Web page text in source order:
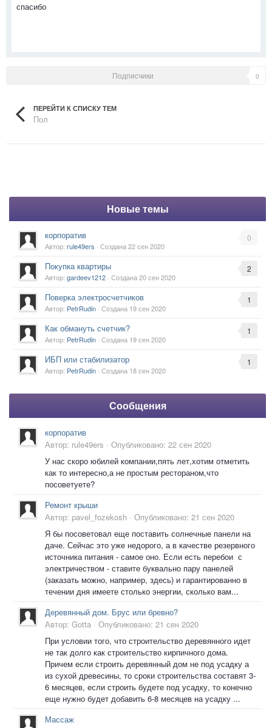
спасибо
Подписчики 0
ПЕРЕЙТИ К СПИСКУ ТЕМ
Пол
Новые темы
0
корпоратив
Автор: rule49ers · Создана22 сен 2020
2
Покупка квартиры
Автор: gardeev1212 · Создана20 сен 2020
1
Поверка электросчетчиков
Автор: PetrRudin · Создана 19 сен 2020
1
Как обмануть счетчик?
Автор: PetrRudin · Создана 19 сен 2020
1
ИБП или стабилизатор
Автор: PetrRudin · Создана 18 сен 2020
Сообщения
корпоратив
Автор: rule49ers · Опубликовано: 22 сен 2020
У нас скоро юбилей компании,пять лет,хотим отметить
как то интересно,а не простым рестораном,что
посоветуете?
Ремонт крыши
Автор: pavel_fozekosh · Опубликовано: 21 сен 2020
Я бы посоветовал еще поставить солнечные панели на
даче. Сейчас это уже недорого, а в качестве резервного
источника питания - самое оно. Если есть перебои с
электричеством - ставите буквально пару панелей
(заказать можно, например, здесь) и гарантированно в
течении дня имеете столько энергии, сколько вам...
Деревянный дом. Брус или бревно?
Автор: Gotta · Опубликовано: 21 сен 2020
При условии того, что строительство деревянного идет
не так долго как строительство кирпичного дома.
Причем если строить деревянный дом не под усадку а
из сухой древесины, то сроки строительства составят 3-
6 месяцев, если строить будете под усадку, то конечно
еще нужно будет добавить 6-8 месяцев на усадку ...
Массаж